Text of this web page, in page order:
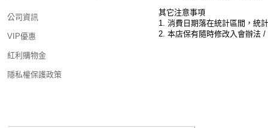
公司資訊
VIP優惠
紅利購物金
隱私權保護政策
其它注意事項
1. 消費日期落在統計區間，統
2. 本店保有隨時修改入會辦法